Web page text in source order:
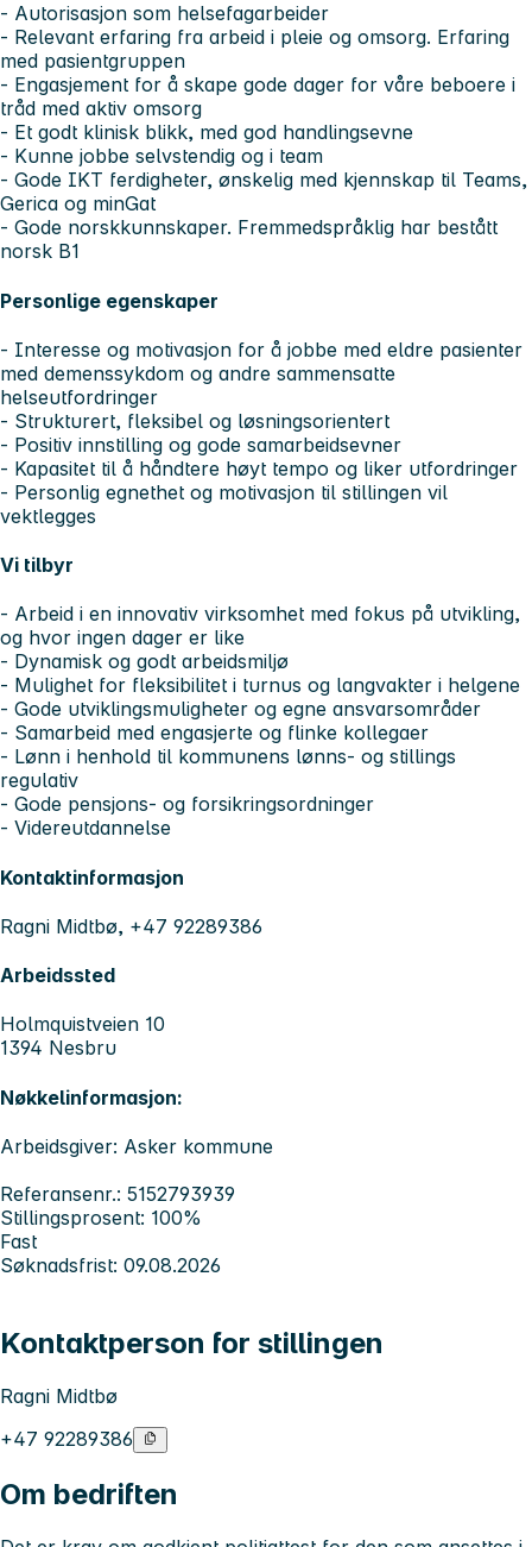
- Autorisasjon som helsefagarbeider
- Relevant erfaring fra arbeid i pleie og omsorg. Erfaring
med pasientgruppen
- Engasjement for å skape gode dager for våre beboere i
tråd med aktiv omsorg
- Et godt klinisk blikk, med god handlingsevne
- Kunne jobbe selvstendig og i team
- Gode IKT ferdigheter, ønskelig med kjennskap til Teams,
Gerica og minGat
- Gode norskkunnskaper. Fremmedspråklig har bestått
norsk B1
Personlige egenskaper
- Interesse og motivasjon for å jobbe med eldre pasienter
med demenssykdom og andre sammensatte
helseutfordringer
- Strukturert, fleksibel og løsningsorientert
- Positiv innstilling og gode samarbeidsevner
- Kapasitet til å håndtere høyt tempo og liker utfordringer
- Personlig egnethet og motivasjon til stillingen vil
vektlegges
Vi tilbyr
- Arbeid i en innovativ virksomhet med fokus på utvikling,
og hvor ingen dager er like
- Dynamisk og godt arbeidsmiljø
- Mulighet for fleksibilitet i turnus og langvakter i helgene
- Gode utviklingsmuligheter og egne ansvarsområder
- Samarbeid med engasjerte og flinke kollegaer
- Lønn i henhold til kommunens lønns- og stillings
regulativ
- Gode pensjons- og forsikringsordninger
- Videreutdannelse
Kontaktinformasjon
Ragni Midtbø, +47 92289386
Arbeidssted
Holmquistveien 10
1394 Nesbru
Nøkkelinformasjon:
Arbeidsgiver: Asker kommune
Referansenr.: 5152793939
Stillingsprosent: 100%
Fast
Søknadsfrist: 09.08.2026
Kontaktperson for stillingen
Ragni Midtbø
+47 92289386
Om bedriften